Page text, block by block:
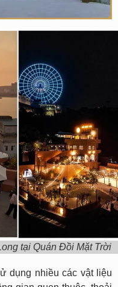
tại Quán Đồi Mặt Trời
dụng nhiều các vật liệu